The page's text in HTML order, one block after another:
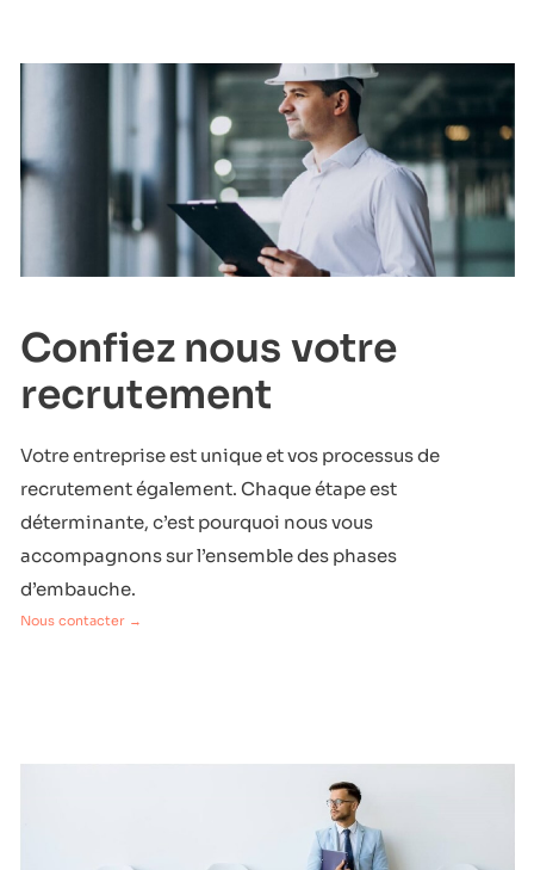
Confiez nous votre
recrutement
Votre entreprise est unique et vos processus de
recrutement également. Chaque étape est
déterminante, c’est pourquoi nous vous
accompagnons sur l’ensemble des phases
d’embauche.
Nous contacter →